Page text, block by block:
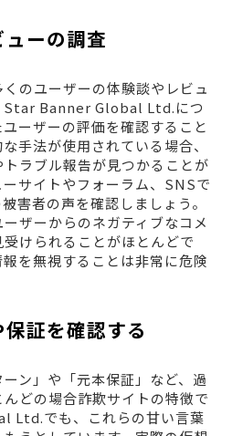
ーの調査
のユーザーの体験談やレビュ
Star Banner Global Ltd.につ
ーザーの評価を確認すること
手法が使用されている場合、
ラブル報告が見つかることが
サイトやフォーラム、SNSで
害者の声を確認しましょう。
ザーからのネガティブなコメ
けられることがほとんどで
を無視することは非常に危険
証を確認する
ーン」や「元本保証」など、過
どの場合詐欺サイトの特徴で
Ltd.でも、これらの甘い言葉